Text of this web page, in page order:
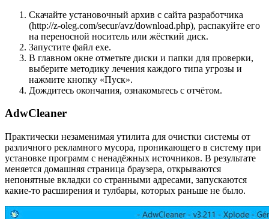
Скачайте установочный архив с сайта разработчика
(http://z-oleg.com/secur/avz/download.php), распакуйте его
на переносной носитель или жёсткий диск.
Запустите файл exe.
В главном окне отметьте диски и папки для проверки,
выберите методику лечения каждого типа угрозы и
нажмите кнопку «Пуск».
Дождитесь окончания, ознакомьтесь с отчётом.
AdwCleaner
Практически незаменимая утилита для очистки системы от
различного рекламного мусора, проникающего в систему при
установке программ с ненадёжных источников. В результате
меняется домашняя страница браузера, открываются
непонятные вкладки со странными адресами, запускаются
какие-то расширения и тулбары, которых раньше не было.